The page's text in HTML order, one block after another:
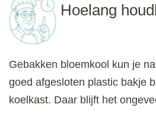
Hoelang
Gebakken bloemkool kun je
goed afgesloten plastic bakje
koelkast. Daar blijft het